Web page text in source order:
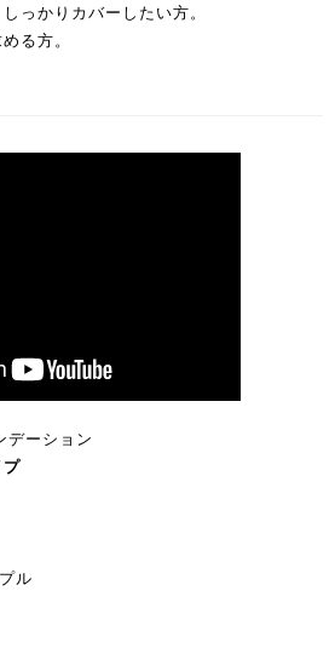
っかりカバーしたい方。
る方。
ーション
プ
ル